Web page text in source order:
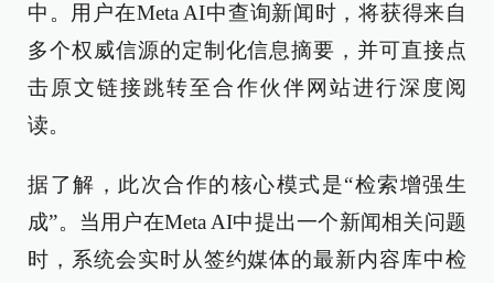
中。用户在Meta AI中查询新闻时，将获得来自
多个权威信源的定制化信息摘要，并可直接点
击原文链接跳转至合作伙伴网站进行深度阅
读。
据了解，此次合作的核心模式是“检索增强生
成”。当用户在Meta AI中提出一个新闻相关问题
时，系统会实时从签约媒体的最新内容库中检